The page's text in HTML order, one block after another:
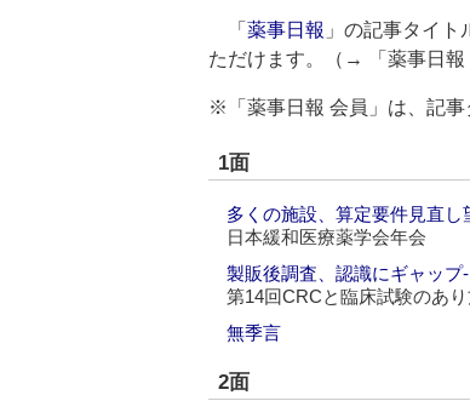
「 薬事日報 」の記事タイト
ただけます。（→
「薬事日
※「薬事日報 会員」は、記事
1面
多くの施設、算定要件見直
日本緩和医療薬学会年会
製販後調査、認識にギャップ
第14回CRCと臨床試験のあ
無季言
2面